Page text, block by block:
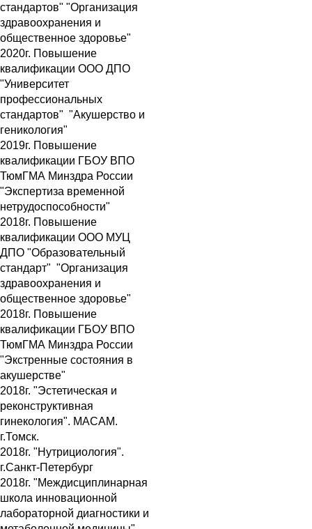
стандартов" "Организация
здравоохранения и
общественное здоровье"
2020г. Повышение
квалификации ООО ДПО
"Университет
профессиональных
стандартов" "Акушерство и
геникология"
2019г. Повышение
квалификации ГБОУ ВПО
ТюмГМА Минздра России
"Экспертиза временной
нетрудоспособности"
2018г. Повышение
квалификации ООО МУЦ
ДПО "Образовательный
стандарт" "Организация
здравоохранения и
общественное здоровье"
2018г. Повышение
квалификации ГБОУ ВПО
ТюмГМА Минздра России
"Экстренные состояния в
акушерстве"
2018г. "Эстетическая и
реконструктивная
гинекология". МАСАМ.
г.Томск.
2018г. "Нутрициология".
г.Санкт-Петербург
2018г. "Междисциплинарная
школа инновационной
лабораторной диагностики и